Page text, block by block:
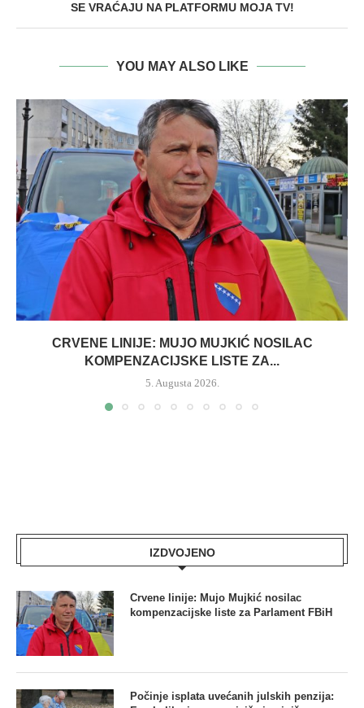
SE VRAĆAJU NA PLATFORMU MOJA TV!
YOU MAY ALSO LIKE
CRVENE LINIJE: MUJO MUJKIĆ NOSILAC
KOMPENZACIJSKE LISTE ZA...
5. Augusta 2026.
IZDVOJENO
Crvene linije: Mujo Mujkić nosilac
kompenzacijske liste za Parlament FBiH
Počinje isplata uvećanih julskih penzija: